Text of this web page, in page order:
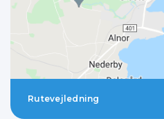
Rutevejledning